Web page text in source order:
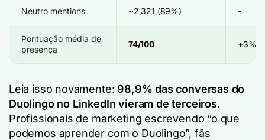
Neutro mentions ~2,321 (89%) -
Pontuação média de
presença
74/100 +3%
Leia isso novamente: 98,9% das conversas do
Duolingo no LinkedIn vieram de terceiros.
Profissionais de marketing escrevendo “o que
podemos aprender com o Duolingo”, fãs